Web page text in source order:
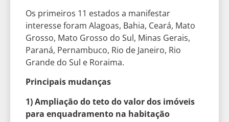
Os primeiros 11 estados a manifestar
interesse foram Alagoas, Bahia, Ceará, Mato
Grosso, Mato Grosso do Sul, Minas Gerais,
Paraná, Pernambuco, Rio de Janeiro, Rio
Grande do Sul e Roraima.
Principais mudanças
1) Ampliação do teto do valor dos imóveis
para enquadramento na habitação